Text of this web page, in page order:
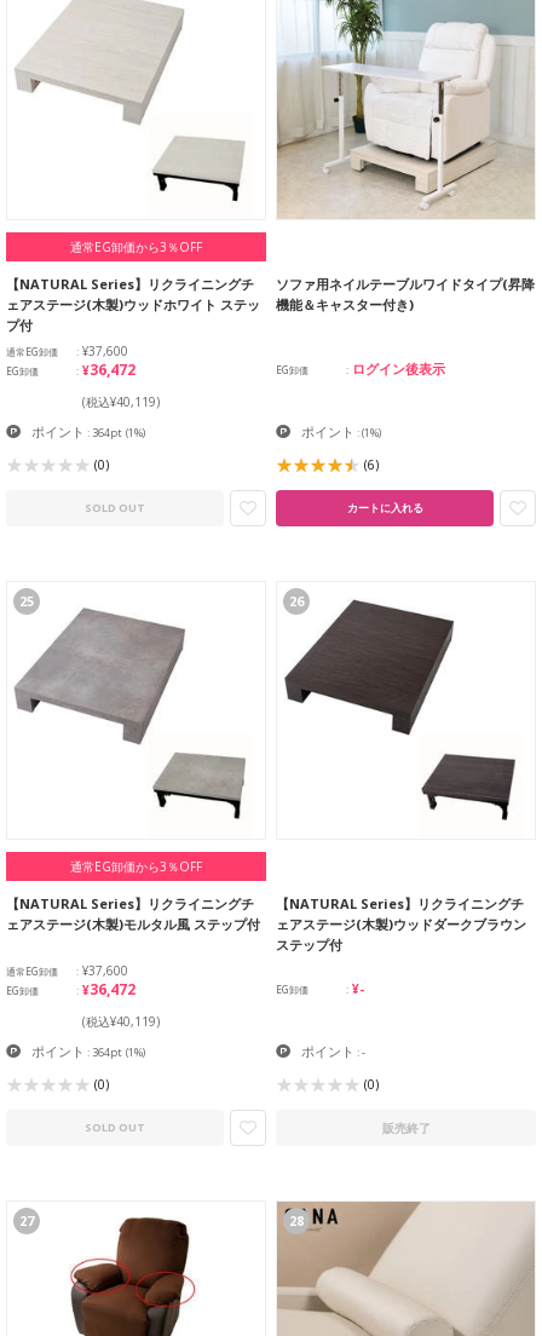
通常EG卸価から3％OFF
【NATURAL Series】リクライニングチ
ェアステージ(木製)ウッドホワイト ステッ
プ付
通常EG卸価 ¥37,600
EG卸価 ¥36,472
(税込¥40,119)
ポイント : 364pt (1%)
(0)
SOLD OUT
ソファ用ネイルテーブルワイドタイプ(昇降
機能＆キャスター付き)
EG卸価 ログイン後表示
ポイント :(1%)
(6)
カートに入れる
25
通常EG卸価から3％OFF
【NATURAL Series】リクライニングチ
ェアステージ(木製)モルタル風 ステップ付
通常EG卸価 ¥37,600
EG卸価 ¥36,472
(税込¥40,119)
ポイント : 364pt (1%)
(0)
SOLD OUT
26
【NATURAL Series】リクライニングチ
ェアステージ(木製)ウッドダークブラウン
ステップ付
EG卸価 ¥-
ポイント : -
(0)
販売終了
27 28